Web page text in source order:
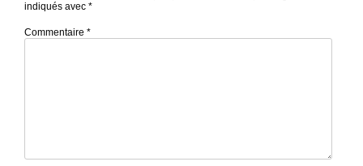
indiqués avec *
Commentaire *